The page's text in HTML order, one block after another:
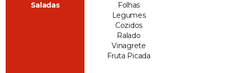
Saladas
Folhas
Legumes
Cozidos
Ralado
Vinagrete
Fruta Picada